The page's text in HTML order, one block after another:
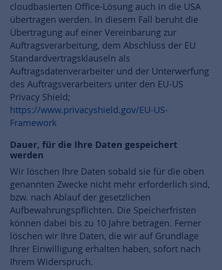
cloudbasierten Office-Lösung auch in die USA
übertragen werden. In diesem Fall beruht die
Übertragung auf einer Vereinbarung zur
Auftragsverarbeitung, dem Abschluss der EU
Standardvertragsklauseln als
Auftragsdatenverarbeiter und der Unterwerfung
des Auftragsverarbeiters unter den EU-US
Privacy Shield;
https://www.privacyshield.gov/EU-US-
Framework
Dauer, für die Ihre Daten gespeichert
werden
Wir löschen Ihre Daten sobald sie für die oben
genannten Zwecke nicht mehr erforderlich sind,
bzw. nach Ablauf der gesetzlichen
Aufbewahrungspflichten. Die Speicherfristen
können dabei bis zu 10 Jahre betragen. Ferner
löschen wir Ihre Daten, die wir auf Grundlage
Ihrer Einwilligung erhalten haben, sofort nach
Ihrem Widerspruch.